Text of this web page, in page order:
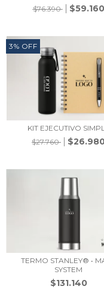
$76.390 $59.160
3% OFF
KIT EJECUTIVO
$27.760
TERMO STANLEY® •
SYSTEM
$131.140